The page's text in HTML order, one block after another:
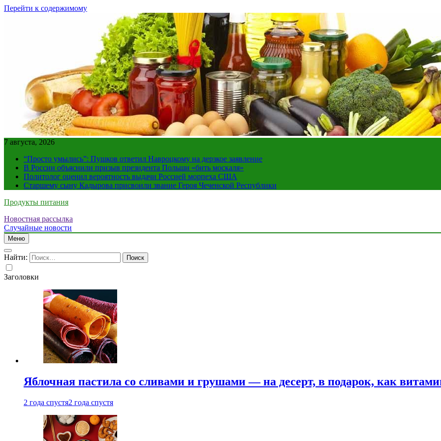
Перейти к содержимому
7 августа, 2026
“Просто умылись”: Пушков ответил Навроцкому на дерзкое заявление
В России объяснили призыв президента Польши «бить москаля»
Политолог оценил вероятность выдачи Россией морпеха США
Старшему сыну Кадырова присвоили звание Героя Чеченской Республики
Продукты питания
Новостная рассылка
Случайные новости
Меню
Найти:
Заголовки
Яблочная пастила со сливами и грушами — на десерт, в подарок, как
2 года спустя2 года спустя